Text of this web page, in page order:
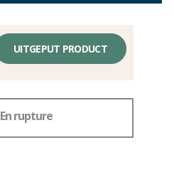
UITGEPUT PRODUCT
En rupture